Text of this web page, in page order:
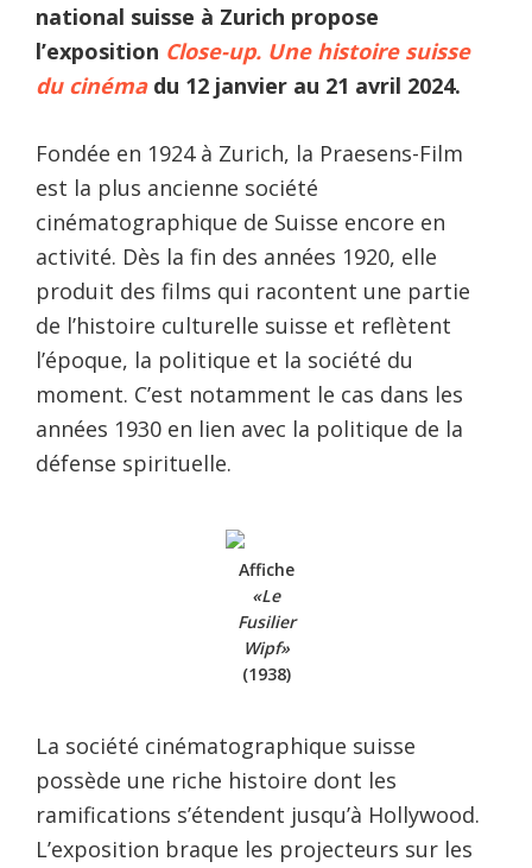
national suisse à Zurich propose
l’exposition Close-up. Une histoire suisse
du cinémadu 12 janvier au 21 avril 2024.
Fondée en 1924 à Zurich, la Praesens-Film
est la plus ancienne société
cinématographique de Suisse encore en
activité. Dès la fin des années 1920, elle
produit des films qui racontent une partie
de l’histoire culturelle suisse et reflètent
l’époque, la politique et la société du
moment. C’est notamment le cas dans les
années 1930 en lien avec la politique de la
défense spirituelle.
Affiche
«Le
Fusilier
Wipf»
(1938)
La société cinématographique suisse
possède une riche histoire dont les
ramifications s’étendent jusqu’à Hollywood.
L’exposition braque les projecteurs sur les